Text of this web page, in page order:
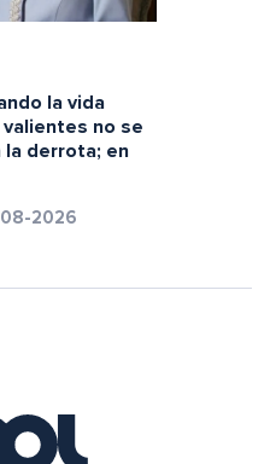
la vida
no se
la derrota; en
2026